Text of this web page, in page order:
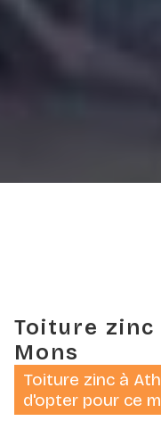
Toiture
Mons
Toiture zinc à
d'opter pour ce